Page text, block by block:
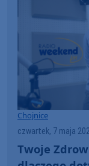
Chojnice
czwartek, 7 maja
Twoje